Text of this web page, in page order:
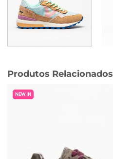
Produtos Relacionados
NEW IN